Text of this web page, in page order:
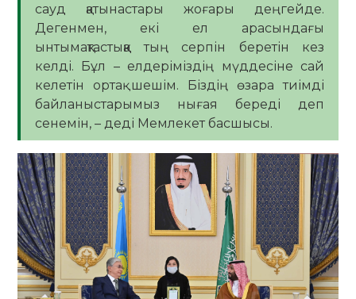
сауд қатынастары жоғары деңгейде.
Дегенмен, екі ел арасындағы
ынтымақтастыққа тың серпін беретін кез
келді. Бұл – елдеріміздің мүддесіне сай
келетін ортақ шешім. Біздің өзара тиімді
байланыстарымыз нығая береді деп
сенемін, – деді Мемлекет басшысы.